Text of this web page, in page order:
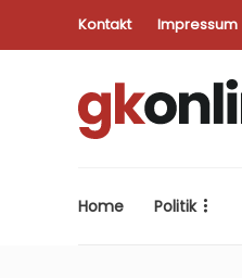
Kontakt Impressum
Home Politik